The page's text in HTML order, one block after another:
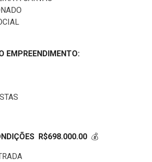
EMPREENDIMENTO:
R$698.000.00 💰